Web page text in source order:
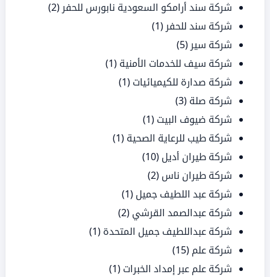
شركة سند أرامكو السعودية نابورس للحفر (2)
شركة سند للحفر (1)
شركة سير (5)
شركة سيف للخدمات الأمنية (1)
شركة صدارة للكيميائيات (1)
شركة صلة (3)
شركة ضيوف البيت (1)
شركة طيب للرعاية الصحية (1)
شركة طيران أديل (10)
شركة طيران ناس (2)
شركة عبد اللطيف جميل (1)
شركة عبدالصمد القرشي (2)
شركة عبداللطيف جميل المتحدة (1)
شركة علم (15)
شركة علم عبر إمداد الخبرات (1)